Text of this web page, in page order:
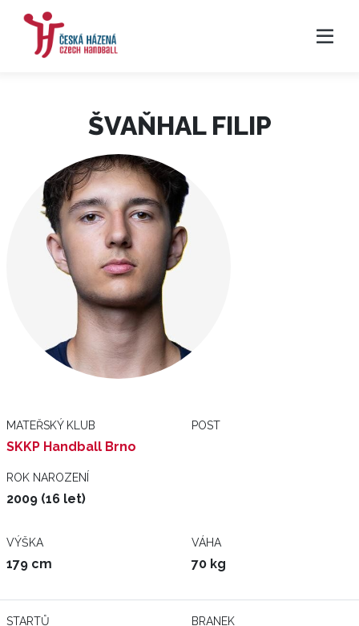
ŠVAŇHAL FILIP
MATEŘSKÝ KLUB
SKKP Handball Brno
POST
ROK NAROZENÍ
2009 (16 let)
VÝŠKA
179 cm
VÁHA
70 kg
STARTŮ BRANEK